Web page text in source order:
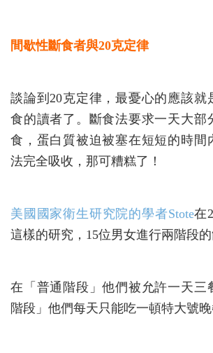
間歇性斷食者與20克定律
談論到20克定律，最憂心的應該就
食的讀者了。斷食法要求一天大部
食，蛋白質被迫被塞在短短的時間
法完全吸收，那可糟糕了！
美國國家衛生研究院的學者Stote在
這樣的研究，15位男女進行兩階段的
在「普通階段」他們被允許一天三
階段」他們每天只能吃一頓特大號晚